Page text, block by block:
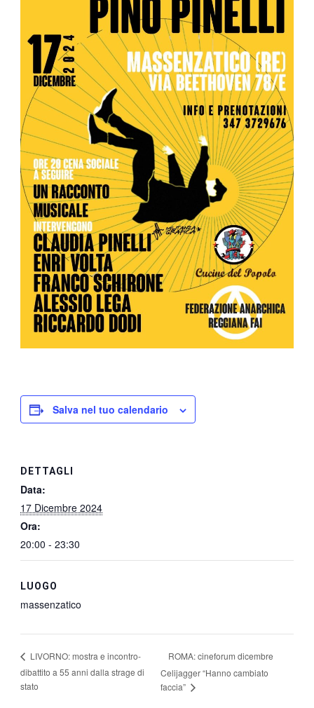
Salva nel tuo calendario
DETTAGLI
Data:
17 Dicembre 2024
Ora:
20:00 - 23:30
LUOGO
massenzatico
LIVORNO: mostra e incontro-
dibattito a 55 anni dalla strage di
stato
ROMA: cineforum dicembre
Celijagger “Hanno cambiato
faccia”